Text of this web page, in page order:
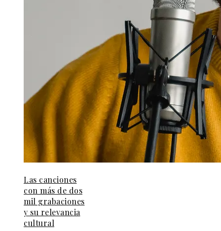
Las canciones
con más de dos
mil grabaciones
y su relevancia
cultural